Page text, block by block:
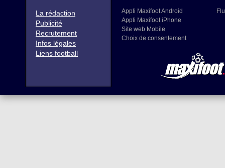
La rédaction
Publicité
Recrutement
Infos légales
Liens football
Appli Maxifoot Android
Appli Maxifoot iPhone
Site web Mobile
Choix de consentement